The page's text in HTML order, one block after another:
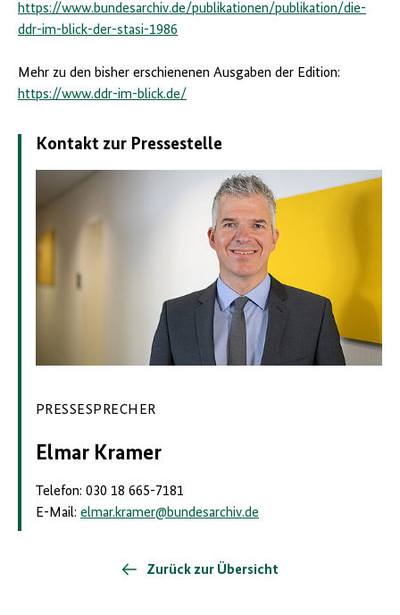
https://www.bundesarchiv.de/publikationen/publikation/die-
ddr-im-blick-der-stasi-1986
Mehr zu den bisher erschienenen Ausgaben der Edition:
https://www.ddr-im-blick.de/
Kontakt zur Pressestelle
PRESSESPRECHER
Elmar Kramer
Telefon: 030 18 665-7181
E-Mail: elmar.kramer@bundesarchiv.de
Zurück zur Übersicht